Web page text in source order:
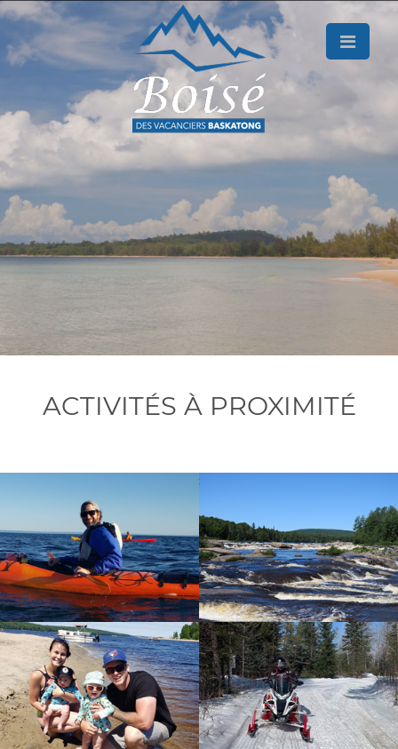
×
Accueil
Le
projet
Nos
819-
440-
9055
ACTIVITÉS À PROXIMITÉ